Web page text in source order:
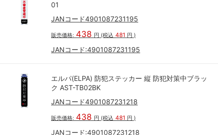
01
JANコード4901087231195
販売価格: 438 円 (税込 481 円 )
JANコード:4901087231195
エルパ(ELPA) 防犯ステッカー 縦 防犯対策中ブラッ
ク AST-TB02BK
JANコード4901087231218
販売価格: 438 円 (税込 481 円 )
JANコード:4901087231218